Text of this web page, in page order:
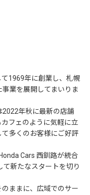
1969年に創業し、札幌
業を展開してまいりま
2022年秋に最新の店舗
フェのように気軽に立
多くのお客様にご好評
Cars 西釧路が統合
て新たなスタートを切り
ままに、広域でのサー